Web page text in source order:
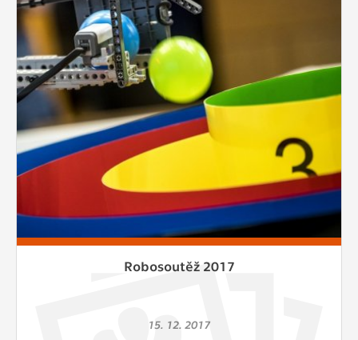
Robosoutěž 2017
15. 12. 2017